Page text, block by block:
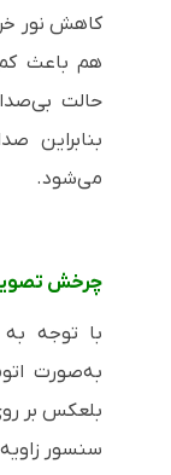
کاهش نور
هم باعث
حالت
بنابراین
می‌شود.
چرخش
با توجه
به‌صورت
بلعکس بر
سنسور